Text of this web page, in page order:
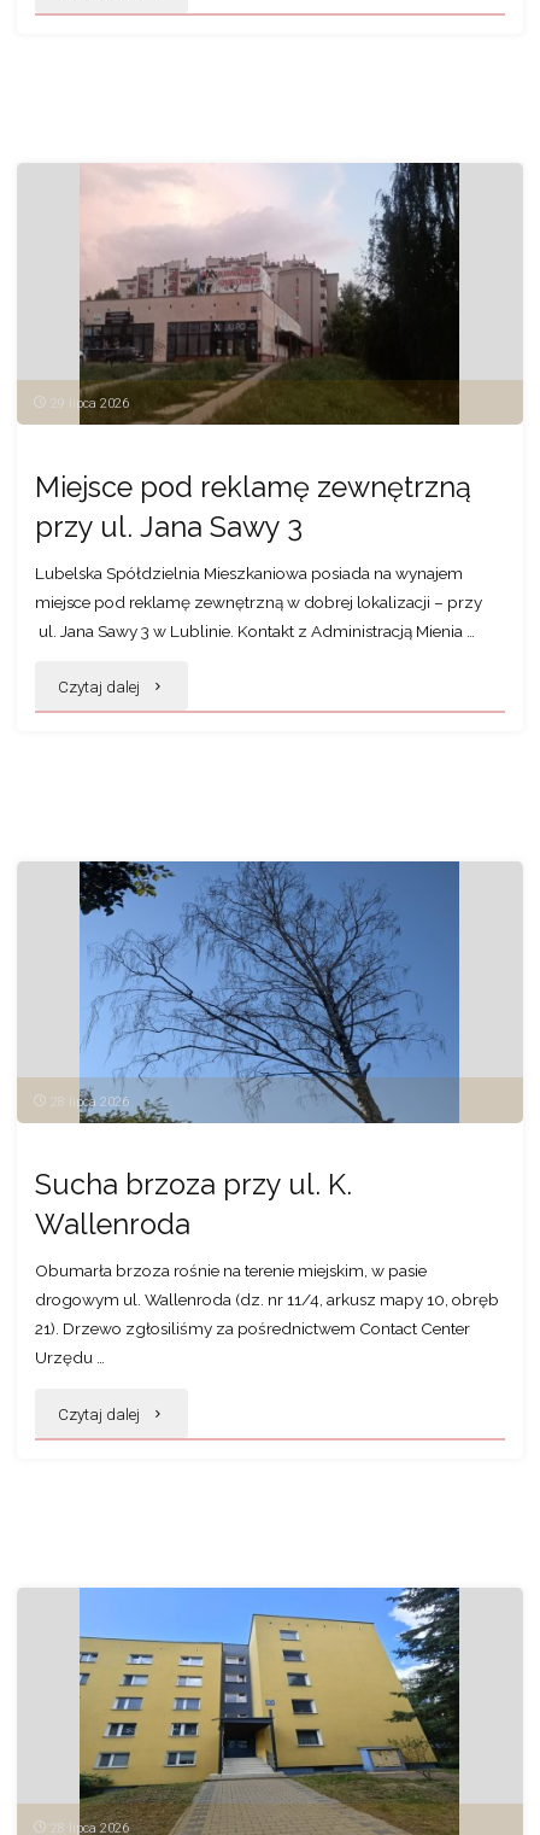
balkonów
przy
ul. Pana
Balcera
1"
29 lipca 2026
Miejsce pod reklamę zewnętrzną
przy ul. Jana Sawy 3
Lubelska Spółdzielnia Mieszkaniowa posiada na wynajem
miejsce pod reklamę zewnętrzną w dobrej lokalizacji – przy
ul. Jana Sawy 3 w Lublinie. Kontakt z Administracją Mienia …
Czytaj dalej "Miejsce
ul. Jana
3"
28 lipca 2026
Sucha brzoza przy ul. K.
Wallenroda
Obumarła brzoza rośnie na terenie miejskim, w pasie
drogowym ul. Wallenroda (dz. nr 11/4, arkusz mapy 10, obręb
21). Drzewo zgłosiliśmy za pośrednictwem Contact Center
Urzędu …
Czytaj dalej "Sucha
28 lipca 2026